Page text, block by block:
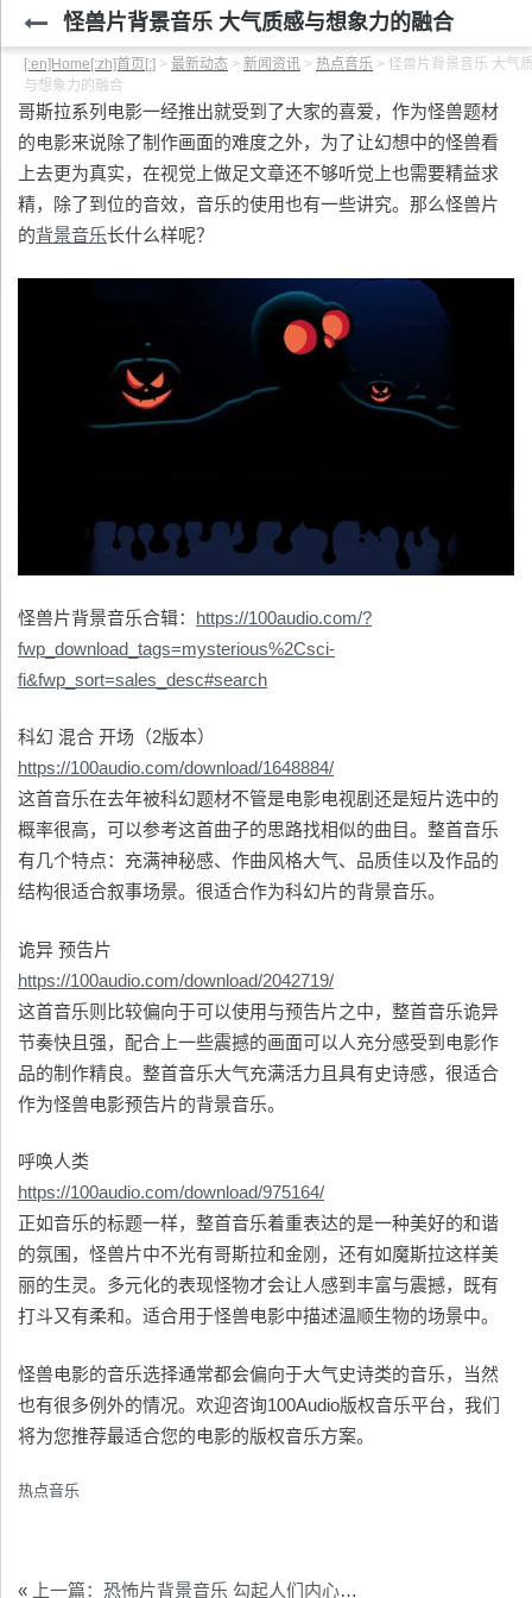
怪兽片背景音乐 大气质感与想象力的融合
[:en]Home[:zh]首页[:] > 最新动态 > 新闻资讯 > 热点音乐 > 怪兽片背景音乐 大气
与想象力的融合
哥斯拉系列电影一经推出就受到了大家的喜爱，作为怪兽题材
的电影来说除了制作画面的难度之外，为了让幻想中的怪兽看
上去更为真实，在视觉上做足文章还不够听觉上也需要精益求
精，除了到位的音效，音乐的使用也有一些讲究。那么怪兽片
的背景音乐长什么样呢？
怪兽片背景音乐合辑： https://100audio.com/?
fwp_download_tags=mysterious%2Csci-
fi&fwp_sort=sales_desc#search
科幻 混合 开场（2版本）
https://100audio.com/download/1648884/
这首音乐在去年被科幻题材不管是电影电视剧还是短片选中的
概率很高，可以参考这首曲子的思路找相似的曲目。整首音乐
有几个特点：充满神秘感、作曲风格大气、品质佳以及作品的
结构很适合叙事场景。很适合作为科幻片的背景音乐。
诡异 预告片
https://100audio.com/download/2042719/
这首音乐则比较偏向于可以使用与预告片之中，整首音乐诡异
节奏快且强，配合上一些震撼的画面可以人充分感受到电影作
品的制作精良。整首音乐大气充满活力且具有史诗感，很适合
作为怪兽电影预告片的背景音乐。
呼唤人类
https://100audio.com/download/975164/
正如音乐的标题一样，整首音乐着重表达的是一种美好的和谐
的氛围，怪兽片中不光有哥斯拉和金刚，还有如魔斯拉这样美
丽的生灵。多元化的表现怪物才会让人感到丰富与震撼，既有
打斗又有柔和。适合用于怪兽电影中描述温顺生物的场景中。
怪兽电影的音乐选择通常都会偏向于大气史诗类的音乐，当然
也有很多例外的情况。欢迎咨询100Audio版权音乐平台，我们
将为您推荐最适合您的电影的版权音乐方案。
热点音乐
« 上一篇：恐怖片背景音乐 勾起人们内心的恐惧